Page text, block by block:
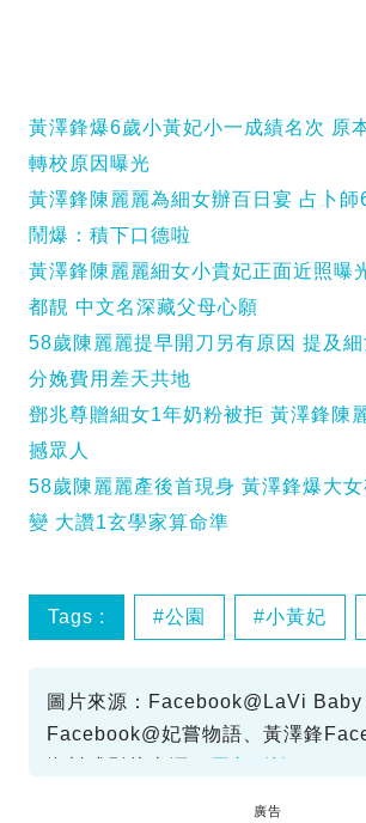
黃澤鋒爆6歲小黃妃小一成績名次 原
轉校原因曝光
黃澤鋒陳麗麗為細女辦百日宴 占卜師
鬧爆：積下口德啦
黃澤鋒陳麗麗細女小貴妃正面近照曝
都靚 中文名深藏父母心願
58歲陳麗麗提早開刀另有原因 提及
分娩費用差天共地
鄧兆尊贈細女1年奶粉被拒 黃澤鋒陳
撼眾人
58歲陳麗麗產後首現身 黃澤鋒爆大
變 大讚1玄學家算命準
Tags : 公園 小黃妃
圖片來源：Facebook@LaVi Baby
Facebook@妃嘗物語、黃澤鋒
廣告